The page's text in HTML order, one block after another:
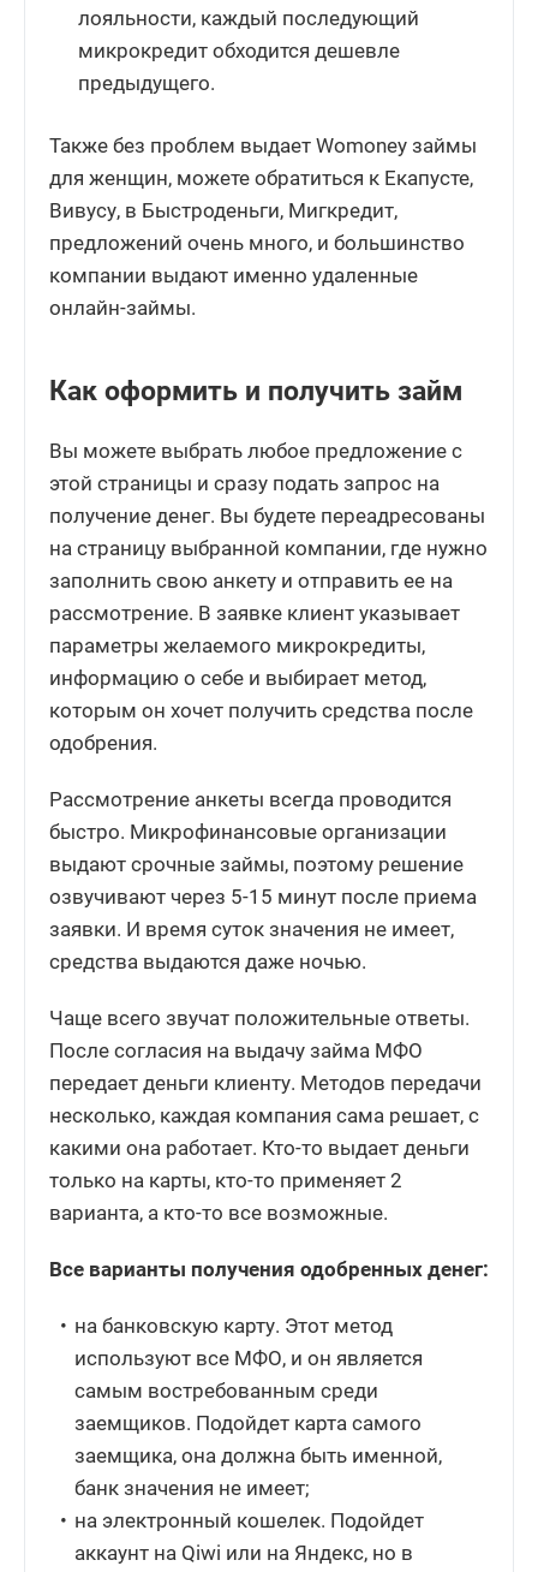
лояльности, каждый последующий
микрокредит обходится дешевле
предыдущего.
Также без проблем выдает Womoney займы
для женщин, можете обратиться к Екапусте,
Вивусу, в Быстроденьги, Мигкредит,
предложений очень много, и большинство
компании выдают именно удаленные
онлайн-займы.
Как оформить и получить займ
Вы можете выбрать любое предложение с
этой страницы и сразу подать запрос на
получение денег. Вы будете переадресованы
на страницу выбранной компании, где нужно
заполнить свою анкету и отправить ее на
рассмотрение. В заявке клиент указывает
параметры желаемого микрокредиты,
информацию о себе и выбирает метод,
которым он хочет получить средства после
одобрения.
Рассмотрение анкеты всегда проводится
быстро. Микрофинансовые организации
выдают срочные займы, поэтому решение
озвучивают через 5-15 минут после приема
заявки. И время суток значения не имеет,
средства выдаются даже ночью.
Чаще всего звучат положительные ответы.
После согласия на выдачу займа МФО
передает деньги клиенту. Методов передачи
несколько, каждая компания сама решает, с
какими она работает. Кто-то выдает деньги
только на карты, кто-то применяет 2
варианта, а кто-то все возможные.
Все варианты получения одобренных денег:
на банковскую карту. Этот метод
используют все МФО, и он является
самым востребованным среди
заемщиков. Подойдет карта самого
заемщика, она должна быть именной,
банк значения не имеет;
на электронный кошелек. Подойдет
аккаунт на Qiwi или на Яндекс, но в